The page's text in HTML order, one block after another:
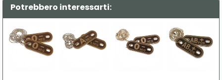
Potrebbero interessarti: